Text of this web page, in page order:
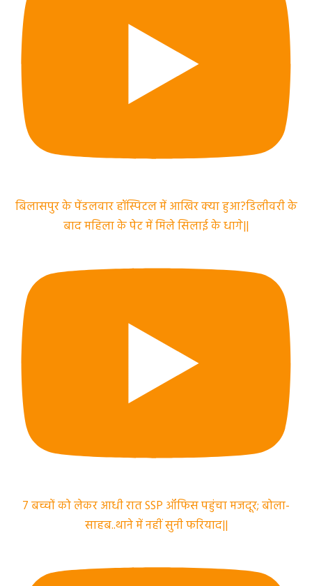
बिलासपुर के पेंडलवार हॉस्पिटल में आखिर क्या हुआ?डिलीवरी के
बाद महिला के पेट में मिले सिलाई के धागे||
7 बच्चों को लेकर आधी रात SSP ऑफिस पहुंचा मजदूर; बोला-
साहब..थाने में नहीं सुनी फरियाद||